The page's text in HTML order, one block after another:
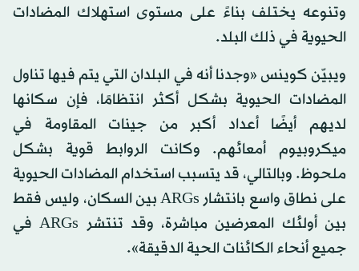
وتنوعه يختلف بناءً على مستوى استهلاك المضادات
الحيوية في ذلك البلد.
ويبيّن كوينس «وجدنا أنه في البلدان التي يتم فيها تناول
المضادات الحيوية بشكل أكثر انتظامًا، فإن سكانها
لديهم أيضًا أعداد أكبر من جينات المقاومة في
ميكروبيوم أمعائهم. وكانت الروابط قوية بشكل
ملحوظ. وبالتالي، قد يتسبب استخدام المضادات الحيوية
على نطاق واسع بانتشار ARGs بين السكان، وليس فقط
بين أولئك المعرضين مباشرة، وقد تنتشر ARGs في
جميع أنحاء الكائنات الحية الدقيقة».